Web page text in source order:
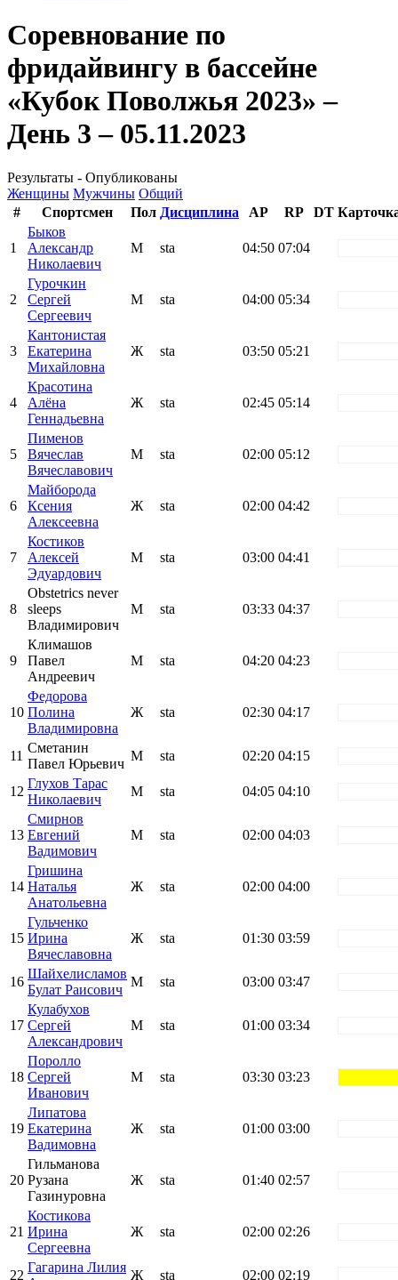
Соревнование по
фридайвингу в бассейне
«Кубок Поволжья 2023» –
День 3 – 05.11.2023
Результаты - Опубликованы
Женщины Мужчины Общий
#
Спортсмен Пол Дисциплина AP RP DT
1
Быков
Александр
Николаевич
М sta 04:50 07:04
2
Гурочкин
Сергей
Сергеевич
М sta 04:00 05:34
3
Кантонистая
Екатерина
Михайловна
Ж sta 03:50 05:21
4
Красотина
Алёна
Геннадьевна
Ж sta 02:45 05:14
5
Пименов
Вячеслав
Вячеславович
М sta 02:00 05:12
6
Майборода
Ксения
Алексеевна
Ж sta 02:00 04:42
7
Костиков
Алексей
Эдуардович
М sta 03:00 04:41
8
Obstetrics never
sleeps
Владимирович
М sta 03:33 04:37
9
Климашов
Павел
Андреевич
М sta 04:20 04:23
10
Федорова
Полина
Владимировна
Ж sta 02:30 04:17
11
Сметанин
Павел Юрьевич
М sta 02:20 04:15
12
Глухов Тарас
Николаевич
М sta 04:05 04:10
13
Смирнов
Евгений
Вадимович
М sta 02:00 04:03
14
Гришина
Наталья
Анатольевна
Ж sta 02:00 04:00
15
Гульченко
Ирина
Вячеславовна
Ж sta 01:30 03:59
16
Шайхелисламов
Булат Раисович
М sta 03:00 03:47
17
Кулабухов
Сергей
Александрович
М sta 01:00 03:34
18
Поролло
Сергей
Иванович
М sta 03:30 03:23
19
Липатова
Екатерина
Вадимовна
Ж sta 01:00 03:00
20
Гильманова
Рузана
Газинуровна
Ж sta 01:40 02:57
21
Костикова
Ирина
Сергеевна
Ж sta 02:00 02:26
22
Гагарина Лилия
Ж sta 02:00 02:19